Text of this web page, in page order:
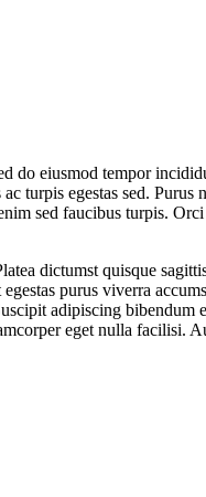
do eiusmod tempor
turpis egestas sed.
sed faucibus turpis.
dictumst quisque
purus viverra
adipiscing
eget nulla facilisi.